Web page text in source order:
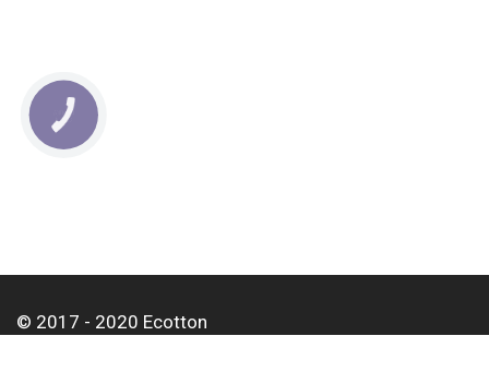
© 2017 - 2020 Ecotton
КНОПКА
СВЯЗИ